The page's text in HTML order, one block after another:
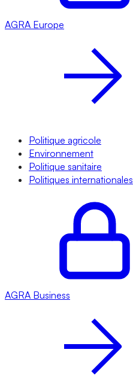
AGRA Europe
Politique agricole
Environnement
Politique sanitaire
Politiques internationales
AGRA Business